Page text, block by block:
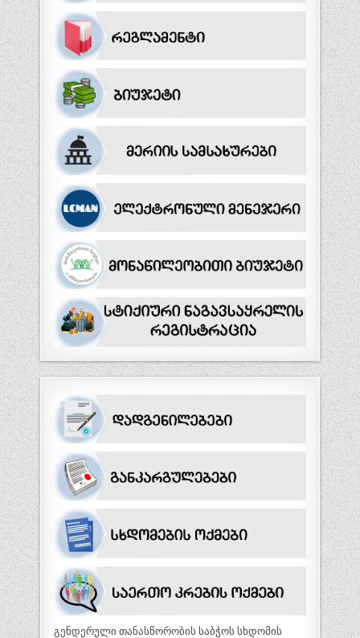
გენდერული თანასწორობის საბჭოს სხდომის